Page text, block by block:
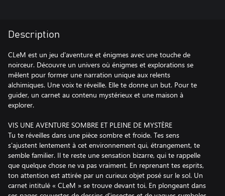
Description
CLeM est un jeu d'aventure et énigmes avec une touche de
noirceur. Découvre un univers où énigmes et explorations se
mêlent pour former une narration unique aux relents
alchimiques. Une voix te réveille. Elle te donne un but. Pour te
guider, un carnet au contenu mystérieux et une maison à
explorer.
VIS UNE AVENTURE SOMBRE ET PLEINE DE MYSTÈRE
Tu te réveilles dans une pièce sombre et froide. Tes sens
s'ajustent lentement à cet environnement qui, étrangement, te
semble familier. Il te reste une sensation bizarre, qui te rappelle
que quelque chose ne va pas vraiment. En reprenant tes esprits,
ton attention est attirée par un curieux objet posé sur le sol. Un
carnet intitulé « CLeM » se trouve devant toi. En plongeant dans